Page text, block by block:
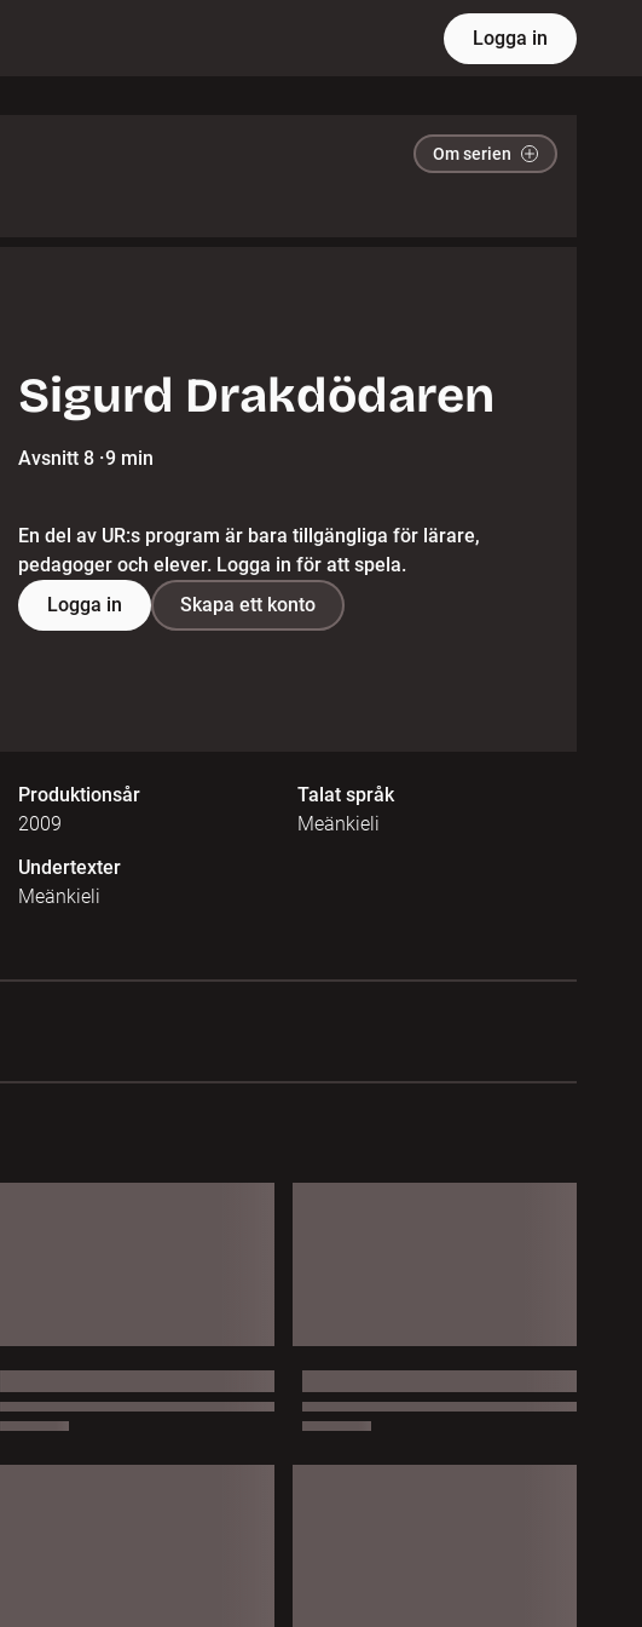
Logga in
Om serien
Sigurd Drakdödaren
Avsnitt 8 ·9 min
En del av UR:s program är bara tillgängliga för lärare,
pedagoger och elever. Logga in för att spela.
Logga in
Skapa ett konto
Produktionsår
2009
Talat språk
Meänkieli
Undertexter
Meänkieli